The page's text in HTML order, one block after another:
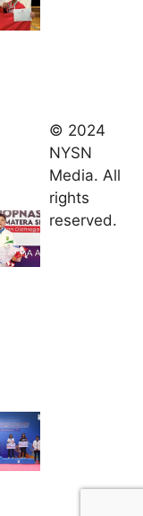
2026
Indonesia
kirim tiga
lifter
muda ke
Kejuaraan
Perkasa
© 2024
NYSN
Media. All
rights
reserved.